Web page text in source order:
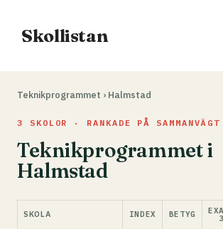
innehåll
Skollistan
Teknikprogrammet › Halmstad
3 SKOLOR · RANKADE PÅ
Teknikprogrammet i
Halmstad
SKOLA INDEX BETYG